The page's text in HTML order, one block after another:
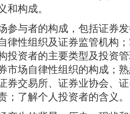
和构成。
与者的构成，包括证券发
律性组织及证券监管机构
投资者的主要类型及投资
市场自律性组织的构成；
券交易所、证券业协会、
；了解个人投资者的含义。